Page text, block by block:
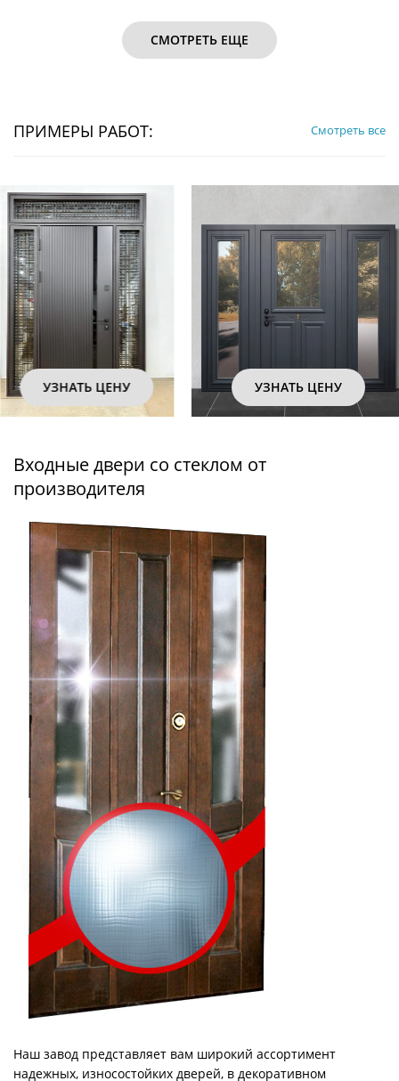
СМОТРЕТЬ ЕЩЕ
ПРИМЕРЫ РАБОТ: Смотреть все
УЗНАТЬ ЦЕНУ УЗНАТЬ ЦЕНУ
Входные двери со стеклом от
производителя
Наш завод представляет вам широкий ассортимент
надежных, износостойких дверей, в декоративном